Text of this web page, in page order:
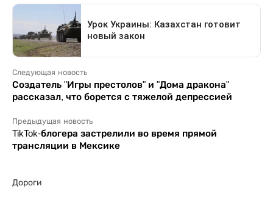
Следующая новость
Создатель "Игры престолов" и "Дома дракона"
рассказал, что борется с тяжелой депрессией
Предыдущая новость
TikTok-блогера застрелили во время прямой
трансляции в Мексике
Дороги